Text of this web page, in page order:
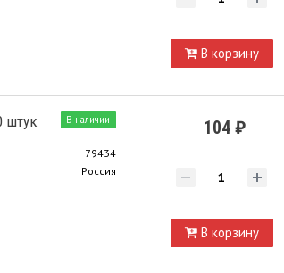
В корзину
В наличии
штук
79434
Россия
104 ₽
В корзину